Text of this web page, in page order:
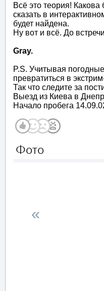
Всё это теория!
сказать в
будет найдена.
Ну вот и всё. До
Gray.
P.S. Учитывая
превратиться в
Так что следите за
Выезд из Киева в
Начало пробега
Фото
«